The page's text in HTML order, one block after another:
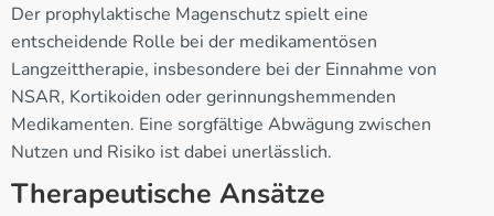
Der prophylaktische Magenschutz spielt eine
entscheidende Rolle bei der medikamentösen
Langzeittherapie, insbesondere bei der Einnahme von
NSAR, Kortikoiden oder gerinnungshemmenden
Medikamenten. Eine sorgfältige Abwägung zwischen
Nutzen und Risiko ist dabei unerlässlich.
Therapeutische Ansätze